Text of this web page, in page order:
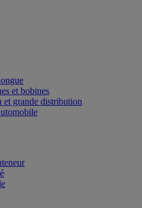
et bobines
et grande distribution